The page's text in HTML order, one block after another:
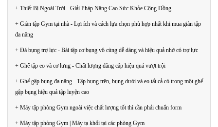
+ Thiết Bị Ngoài Trời - Giải Pháp Nâng Cao Sức Khỏe Cộng Đồng
+ Giàn tập Gym tại nhà - Lợi ích và cách lựa chọn phù hợp nhất khi mua giàn tập
đa năng
+ Đá bụng trợ lực - Bài tập cơ bụng vô cùng dễ dàng và hiệu quả nhờ có trợ lực
+ Ghế tập eo và cơ lưng - Chất lượng đẳng cấp hiệu quả vượt trội
+ Ghế gập bụng đa năng - Tập bụng trên, bụng dưới và eo tất cả có trong một ghế
gập bụng hiệu quả tập luyện cao
+ Máy tập phòng Gym ngoài việc chất lượng tốt thì cần phải chuẩn form
+ Máy tập phòng Gym | Máy tạ khối tại các phòng Gym